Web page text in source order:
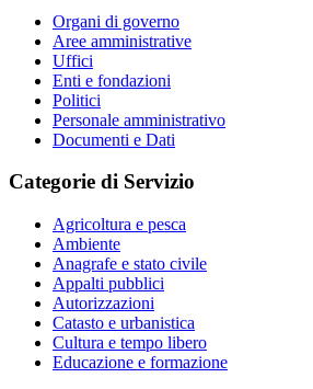
Organi di governo
Aree amministrative
Uffici
Enti e fondazioni
Politici
Personale amministrativo
Documenti e Dati
Categorie di Servizio
Agricoltura e pesca
Ambiente
Anagrafe e stato civile
Appalti pubblici
Autorizzazioni
Catasto e urbanistica
Cultura e tempo libero
Educazione e formazione